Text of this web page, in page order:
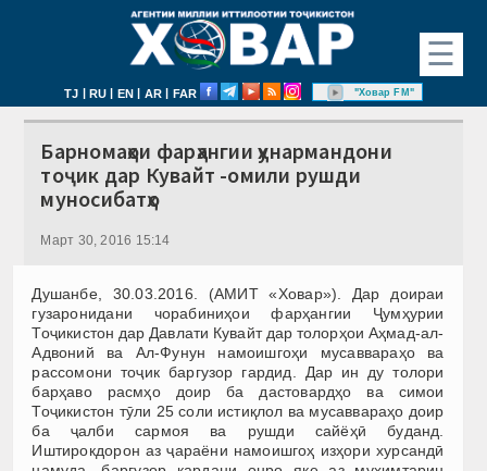
☰
TJ | RU | EN | AR | FAR "Ховар FM"
Барномаҳои фарҳангии ҳунармандони
тоҷик дар Кувайт -омили рушди
муносибатҳо
Март 30, 2016 15:14
Душанбе, 30.03.2016. (АМИТ «Ховар»). Дар доираи
гузаронидани чорабиниҳои фарҳангии Ҷумҳурии
Тоҷикистон дар Давлати Кувайт дар толорҳои Аҳмад-ал-
Адвоний ва Ал-Фунун намоишгоҳи мусаввараҳо ва
рассомони тоҷик баргузор гардид. Дар ин ду толори
барҳаво расмҳо доир ба дастовардҳо ва симои
Тоҷикистон тӯли 25 соли истиқлол ва мусаввараҳо доир
ба ҷалби сармоя ва рушди сайёҳӣ буданд.
Иштирокдорон аз ҷараёни намоишгоҳ изҳори хурсандӣ